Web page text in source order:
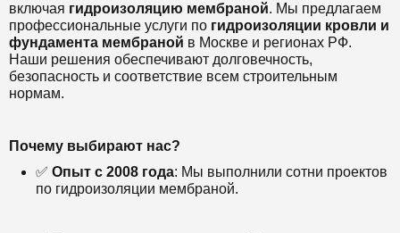
включая гидроизоляцию мембраной. Мы предлагаем
профессиональные услуги по гидроизоляции кровли и
фундамента мембраной в Москве и регионах РФ.
Наши решения обеспечивают долговечность,
безопасность и соответствие всем строительным
нормам.
Почему выбирают нас?
✅ Опыт с 2008 года: Мы выполнили сотни проектов
по гидроизоляции мембраной.